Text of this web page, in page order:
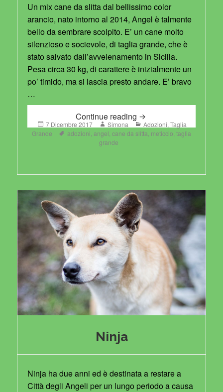
Un mix cane da slitta dal bellissimo color
arancio, nato intorno al 2014, Angel è talmente
bello da sembrare scolpito. E’ un cane molto
silenzioso e socievole, di taglia grande, che è
stato salvato dall’avvelenamento in Sicilia.
Pesa circa 30 kg, di carattere è inizialmente un
po’ timido, ma si lascia presto andare. E’ bravo
…
Continue reading ANGEL – MIX CANE
Posted
on
7 Dicembre 2017 Author
Simona Categories
Adozioni, Taglia
Grande
Tags
adozioni angel cane da slitta meticcio taglia
grande
Ninja
Ninja ha due anni ed è destinata a restare a
Città degli Angeli per un lungo periodo a causa